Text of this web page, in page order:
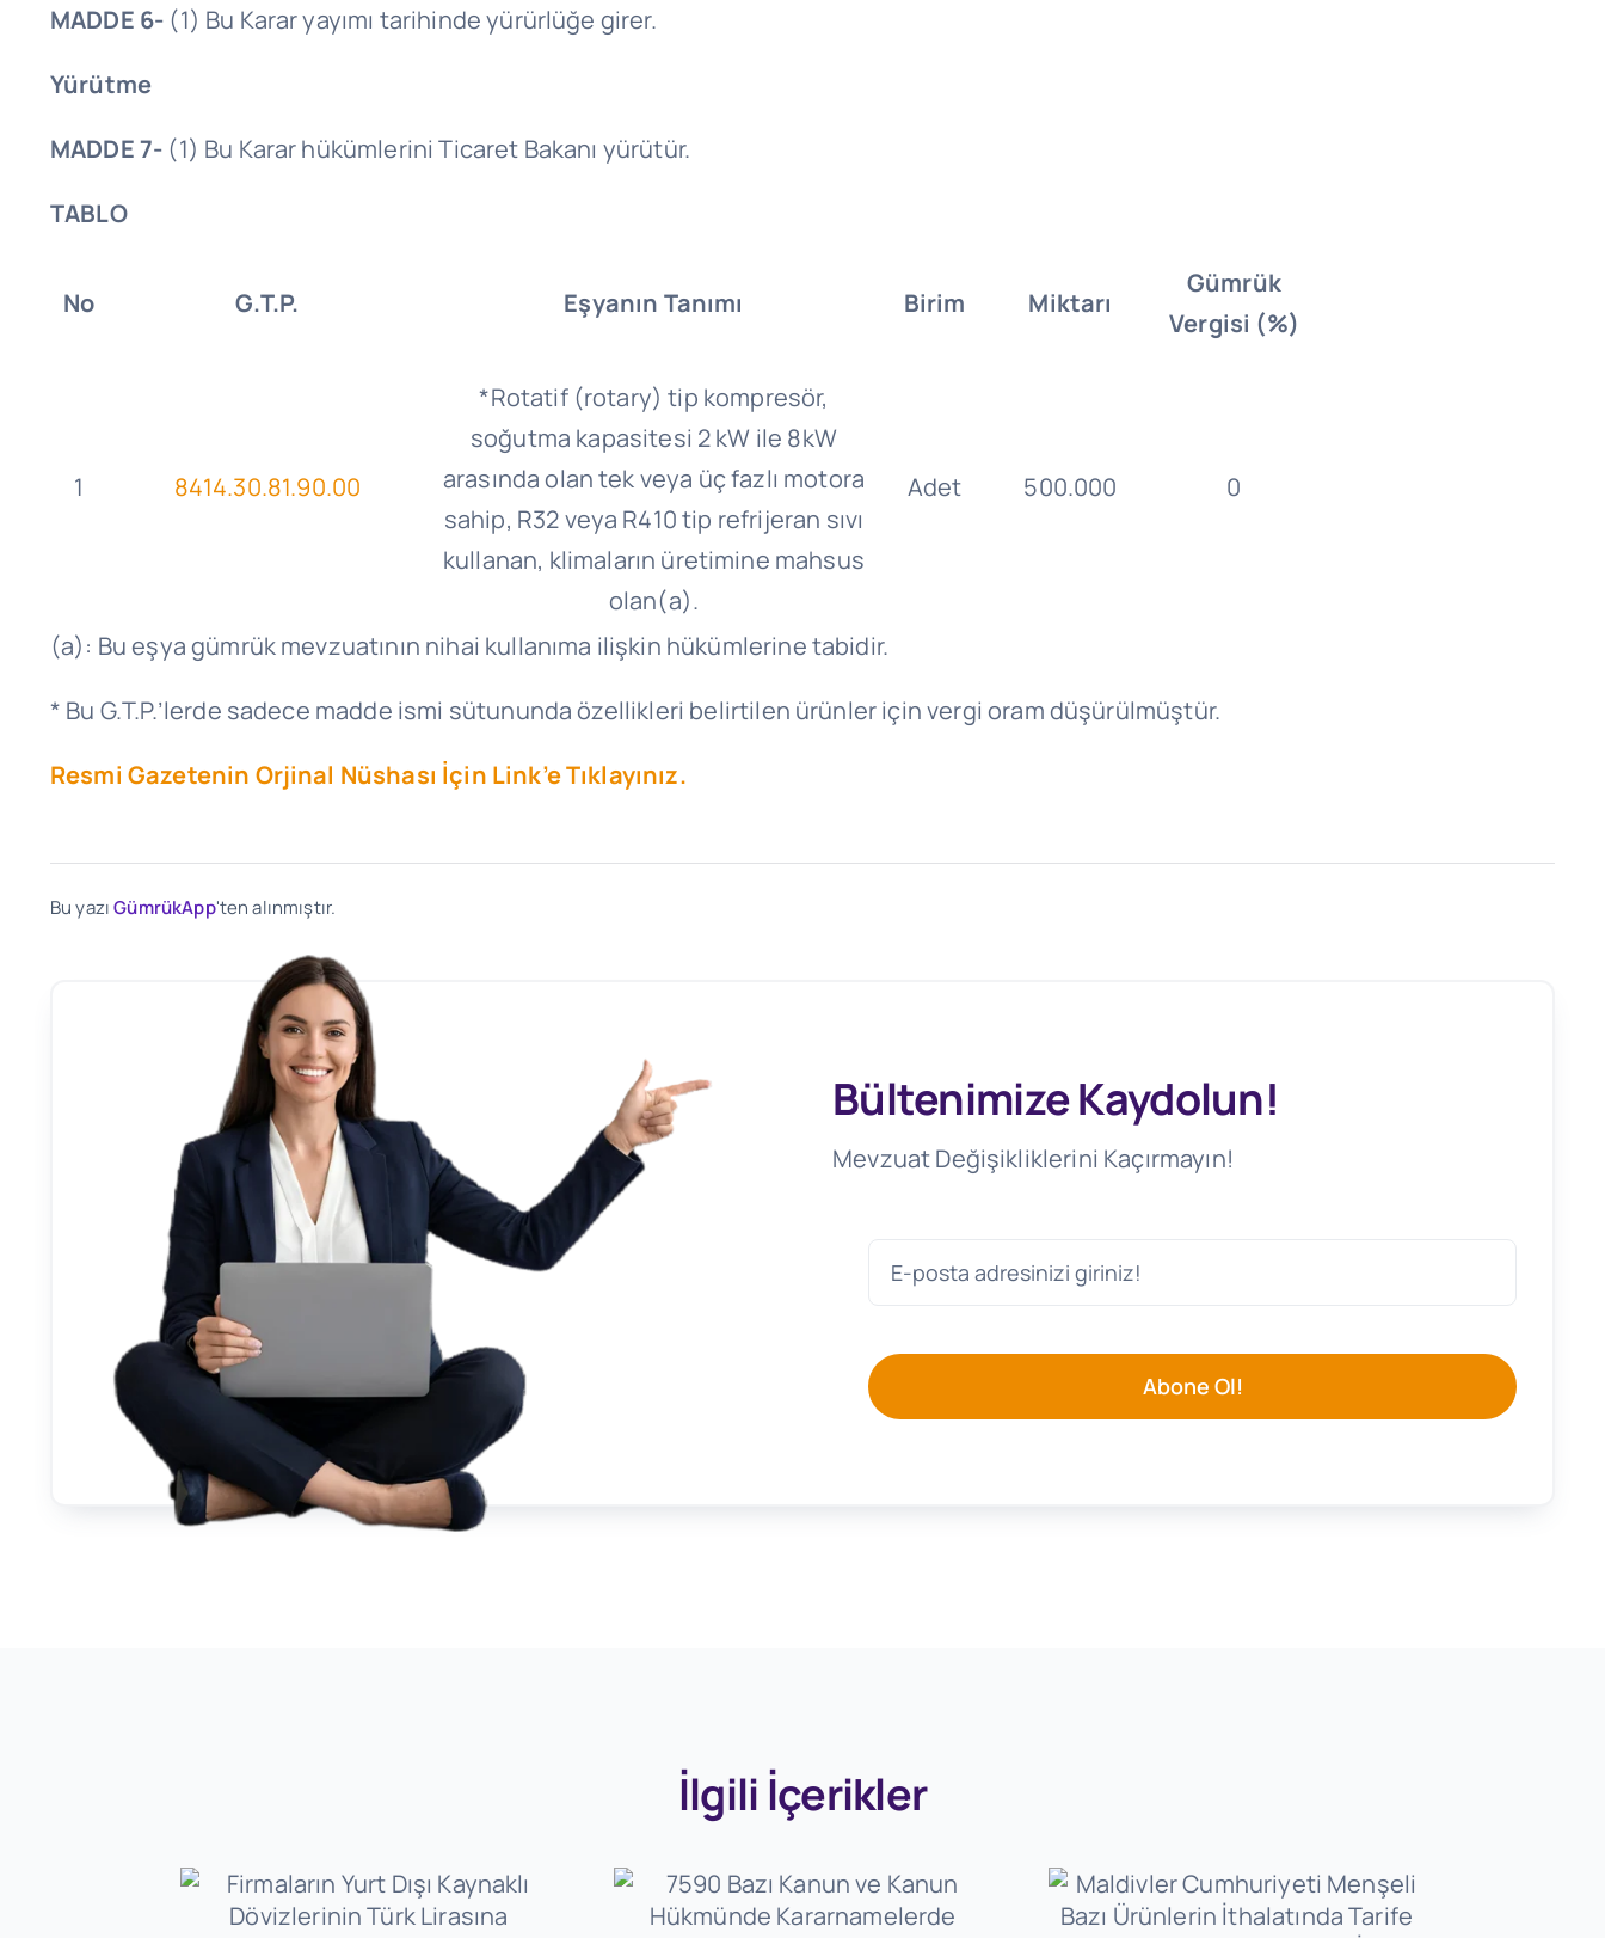
MADDE 6- (1) Bu Karar yayımı tarihinde yürürlüğe girer.
Yürütme
MADDE 7- (1) Bu Karar hükümlerini Ticaret Bakanı yürütür.
TABLO
No G.T.P. Eşyanın Tanımı Birim Miktarı
Gümrük
Vergisi (%)
1 8414.30.81.90.00
*Rotatif (rotary) tip kompresör,
soğutma kapasitesi 2 kW ile 8kW
arasında olan tek veya üç fazlı motora
sahip, R32 veya R410 tip refrijeran sıvı
kullanan, klimaların üretimine mahsus
olan(a).
Adet 500.000 0
(a): Bu eşya gümrük mevzuatının nihai kullanıma ilişkin hükümlerine tabidir.
* Bu G.T.P.’lerde sadece madde ismi sütununda özellikleri belirtilen ürünler için vergi oram düşürülmüştür.
Resmi Gazetenin Orjinal Nüshası İçin Link’e Tıklayınız.
Bu yazıGümrükApp'ten alınmıştır.
Bültenimize Kaydolun!
Mevzuat Değişikliklerini Kaçırmayın!
Abone Ol!
İlgili İçerikler